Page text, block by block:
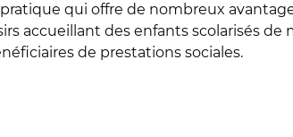
qui offre de nombreux
accueillant des enfants scolarisés de
de prestations sociales.